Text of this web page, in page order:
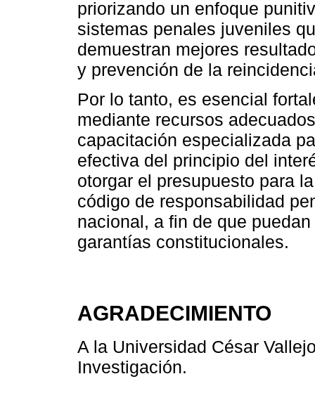
priorizando un enfoque
sistemas penales juveniles
demuestran mejores
y prevención de la
Por lo tanto, es esencial
mediante recursos
capacitación especializada
efectiva del principio del
otorgar el presupuesto para
código de responsabilidad
nacional, a fin de que
garantías constitucionales.
AGRADECIMIENTO
A la Universidad César
Investigación.